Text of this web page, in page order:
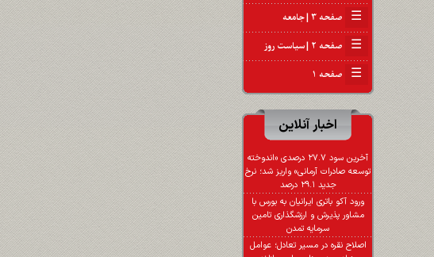
☰ صفحه ۳ | جامعه
☰ صفحه ۲ | سیاست روز
☰ صفحه ۱
اخبار آنلاین
آخرین سود ۲۷.۷ درصدی «اندوخته
توسعه صادرات آرمانی» واریز شد؛ نرخ
جدید ۲۹.۱ درصد
ورود آکو باتری ایرانیان به بورس با
مشاور پذیرش و ارزشگذاری تامین
سرمایه تمدن
اصلاح نقره در مسیر تعادل؛ عوامل